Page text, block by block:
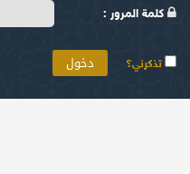
كلمة المرور :
تذكرني؟